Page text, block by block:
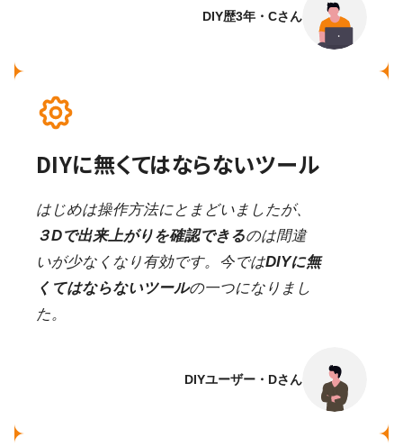
DIY歴3年・Cさん
DIYに無くてはならないツール
はじめは操作方法にとまどいましたが、
３Dで出来上がりを確認できるのは間違
いが少なくなり有効です。今ではDIYに無
くてはならないツールの一つになりまし
た。
DIYユーザー・Dさん